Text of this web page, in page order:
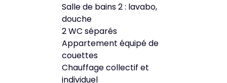
Salle de bains 2 : lavabo,
douche
2 WC séparés
Appartement équipé de
couettes
Chauffage collectif et
individuel